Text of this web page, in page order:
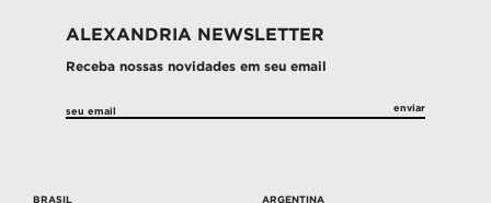
ALEXANDRIA NEWSLETTER
Receba nossas novidades em seu email
BRASIL ARGENTINA